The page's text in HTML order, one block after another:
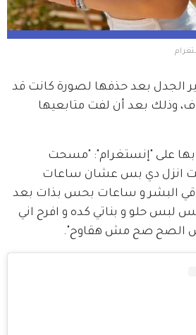
الجدل بعد حذفها لصورة كانت قد
وذلك بعد أن لفت متابعيها
على "إنستغرام": "مسحت
انزل دي بس عشان ساعات
البشر و ساعات بحس بذات بعد
لبس حلو و بناتي كده و افرح اني
الصح صح مش هقاوح".